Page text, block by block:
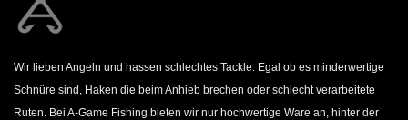
Wir lieben Angeln und hassen schlechtes Tackle. Egal ob es minderwertige
Schnüre sind, Haken die beim Anhieb brechen oder schlecht verarbeitete
Ruten. Bei A-Game Fishing bieten wir nur hochwertige Ware an, hinter der